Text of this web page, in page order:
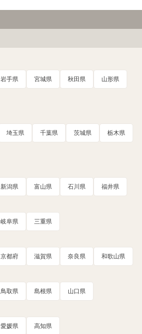
岩手県 宮城県 秋田県 山形県
埼玉県 千葉県 茨城県 栃木県
新潟県 富山県 石川県 福井県
岐阜県 三重県
京都府 滋賀県 奈良県 和歌山県
鳥取県 島根県 山口県
愛媛県 高知県